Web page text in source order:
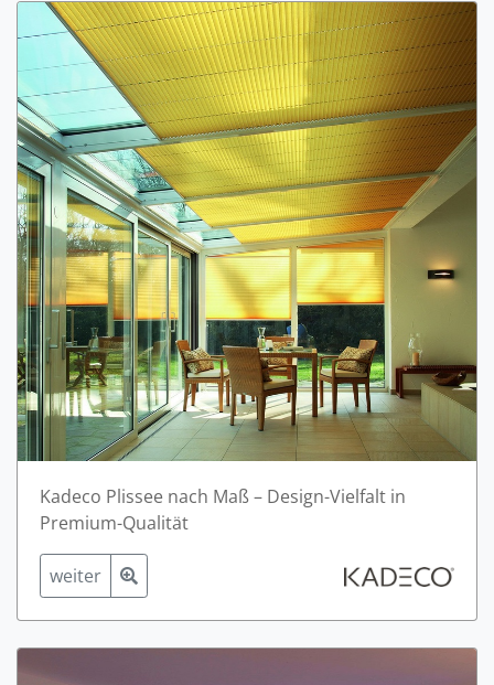
Kadeco Plissee nach Maß – Design-Vielfalt in
Premium-Qualität
weiter